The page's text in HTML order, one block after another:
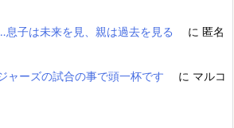
子は未来を見、親は過去を見る
に 匿名
ャーズの試合の事で頭一杯です
に マルコ